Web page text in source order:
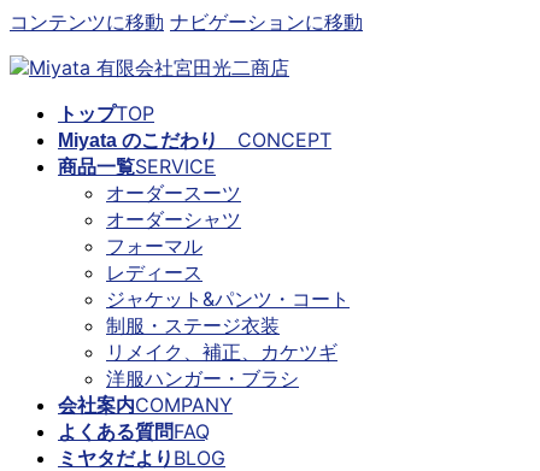
コンテンツに移動 ナビゲーションに移動
トップTOP
Miyata のこだわり CONCEPT
商品一覧SERVICE
オーダースーツ
オーダーシャツ
フォーマル
レディース
ジャケット&パンツ・コート
制服・ステージ衣装
リメイク、補正、カケツギ
洋服ハンガー・ブラシ
会社案内COMPANY
よくある質問FAQ
ミヤタだより BLOG